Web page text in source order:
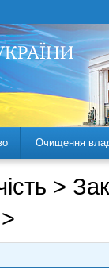
Очищення
>